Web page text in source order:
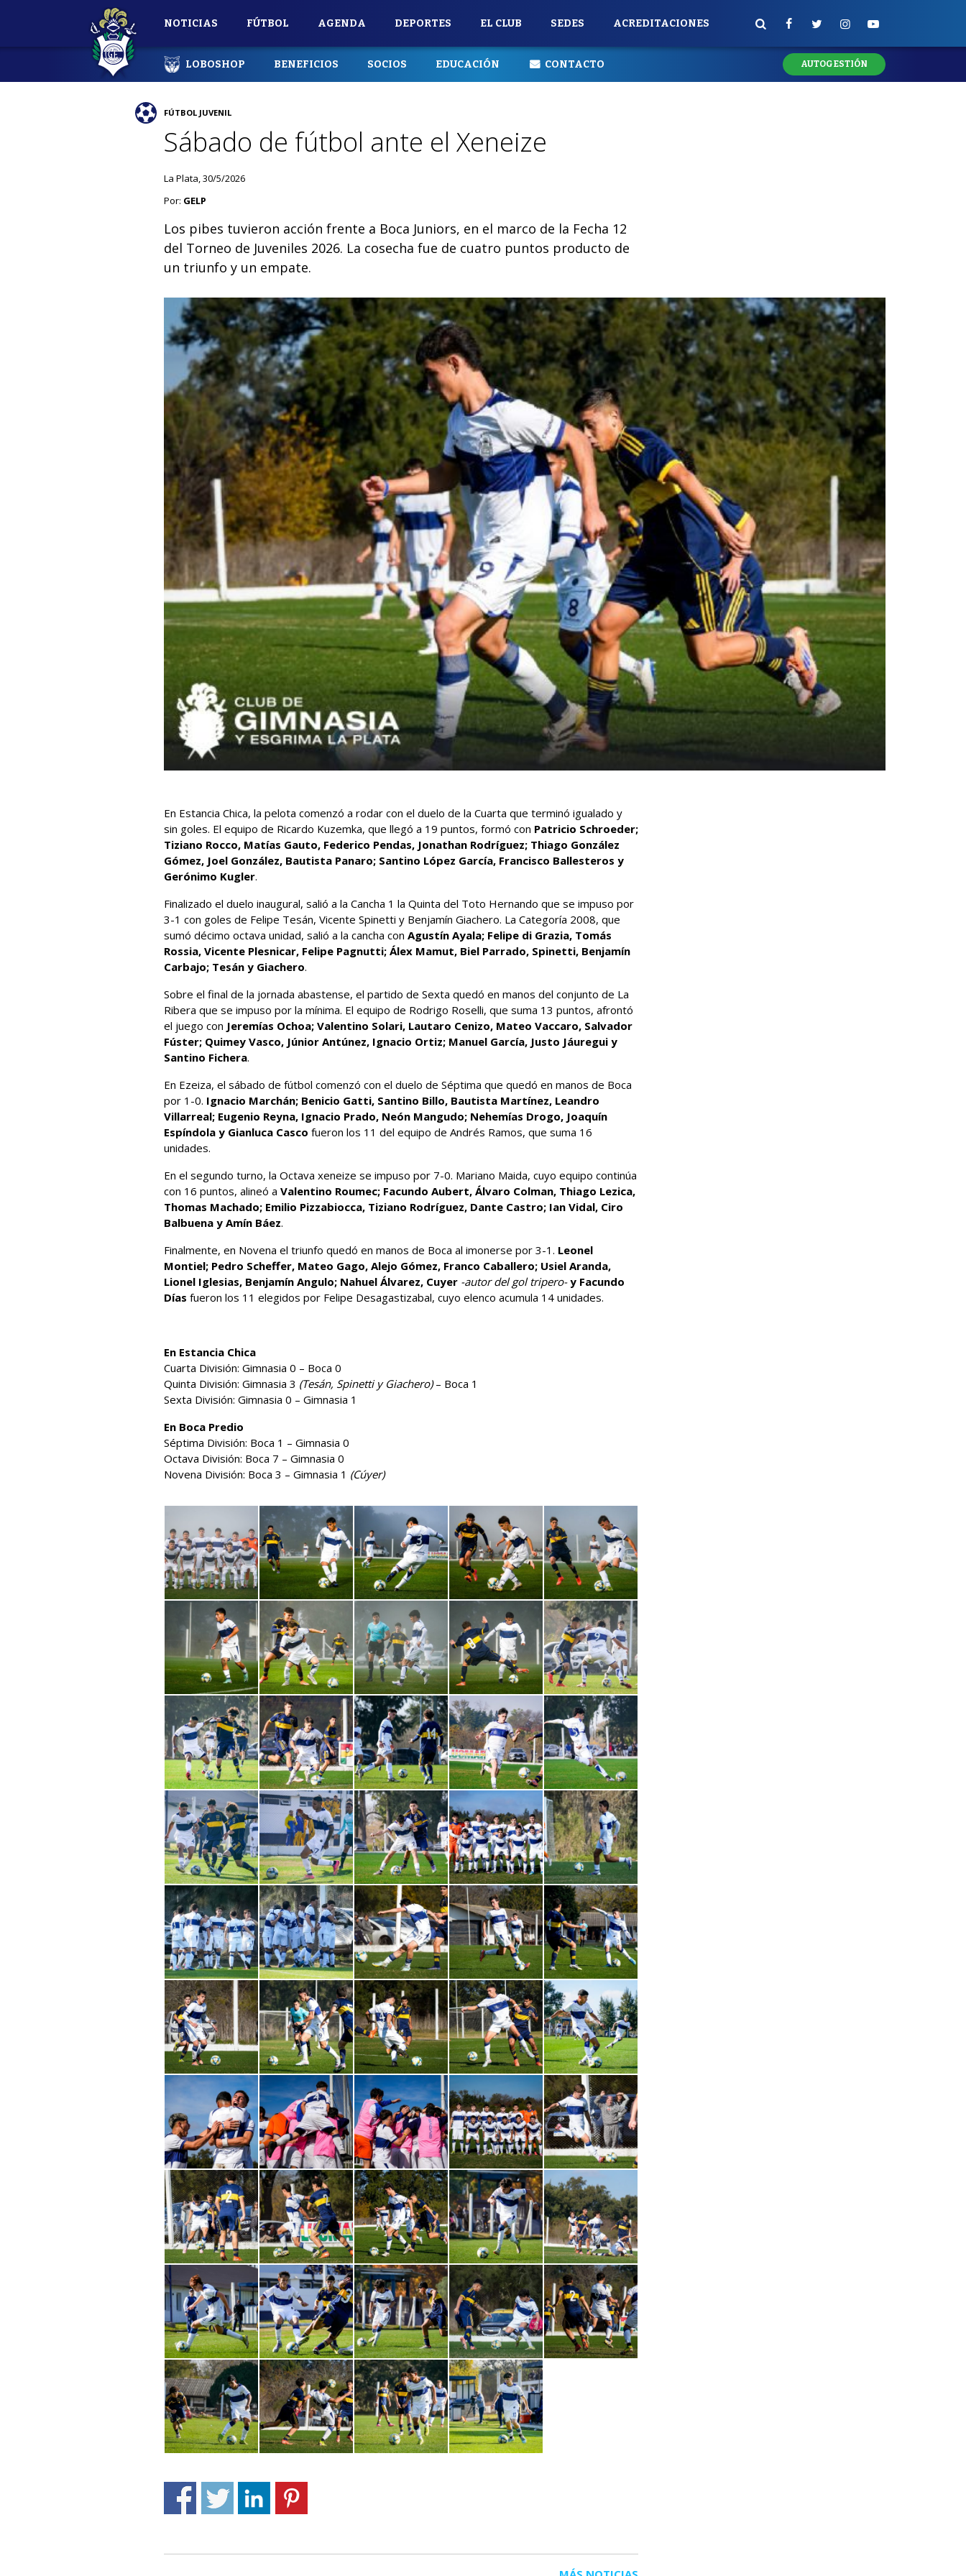
NOTICIAS FÚTBOL AGENDA DEPORTES EL CLUB SEDES ACREDITACIONES
LOBOSHOP BENEFICIOS SOCIOS EDUCACIÓN CONTACTO AUTOGESTIÓN
FÚTBOL JUVENIL
Sábado de fútbol ante el Xeneize
La Plata, 30/5/2026
Por: GELP
Los pibes tuvieron acción frente a Boca Juniors, en el marco de la Fecha 12
del Torneo de Juveniles 2026. La cosecha fue de cuatro puntos producto de
un triunfo y un empate.
En Estancia Chica, la pelota comenzó a rodar con el duelo de la Cuarta que terminó igualado y
sin goles. El equipo de Ricardo Kuzemka, que llegó a 19 puntos, formó con Patricio Schroeder;
Tiziano Rocco, Matías Gauto, Federico Pendas, Jonathan Rodríguez; Thiago González
Gómez, Joel González, Bautista Panaro; Santino López García, Francisco Ballesteros y
Gerónimo Kugler.
Finalizado el duelo inaugural, salió a la Cancha 1 la Quinta del Toto Hernando que se impuso por
3-1 con goles de Felipe Tesán, Vicente Spinetti y Benjamín Giachero. La Categoría 2008, que
sumó décimo octava unidad, salió a la cancha con Agustín Ayala; Felipe di Grazia, Tomás
Rossia, Vicente Plesnicar, Felipe Pagnutti; Álex Mamut, Biel Parrado, Spinetti, Benjamín
Carbajo; Tesán y Giachero.
Sobre el final de la jornada abastense, el partido de Sexta quedó en manos del conjunto de La
Ribera que se impuso por la mínima. El equipo de Rodrigo Roselli, que suma 13 puntos, afrontó
el juego con Jeremías Ochoa; Valentino Solari, Lautaro Cenizo, Mateo Vaccaro, Salvador
Fúster; Quimey Vasco, Júnior Antúnez, Ignacio Ortiz; Manuel García, Justo Jáuregui y
Santino Fichera.
En Ezeiza, el sábado de fútbol comenzó con el duelo de Séptima que quedó en manos de Boca
por 1-0. Ignacio Marchán; Benicio Gatti, Santino Billo, Bautista Martínez, Leandro
Villarreal; Eugenio Reyna, Ignacio Prado, Neón Mangudo; Nehemías Drogo, Joaquín
Espíndola y Gianluca Casco fueron los 11 del equipo de Andrés Ramos, que suma 16
unidades.
En el segundo turno, la Octava xeneize se impuso por 7-0. Mariano Maida, cuyo equipo continúa
con 16 puntos, alineó a Valentino Roumec; Facundo Aubert, Álvaro Colman, Thiago Lezica,
Thomas Machado; Emilio Pizzabiocca, Tiziano Rodríguez, Dante Castro; Ian Vidal, Ciro
Balbuena y Amín Báez.
Finalmente, en Novena el triunfo quedó en manos de Boca al imonerse por 3-1. Leonel
Montiel; Pedro Scheffer, Mateo Gago, Alejo Gómez, Franco Caballero; Usiel Aranda,
Lionel Iglesias, Benjamín Angulo; Nahuel Álvarez, Cuyer -autor del gol tripero- y Facundo
Días fueron los 11 elegidos por Felipe Desagastizabal, cuyo elenco acumula 14 unidades.
En Estancia Chica
Cuarta División: Gimnasia 0 – Boca 0
Quinta División: Gimnasia 3 (Tesán, Spinetti y Giachero)– Boca 1
Sexta División: Gimnasia 0 – Gimnasia 1
En Boca Predio
Séptima División: Boca 1 – Gimnasia 0
Octava División: Boca 7 – Gimnasia 0
Novena División: Boca 3 – Gimnasia 1 (Cúyer)